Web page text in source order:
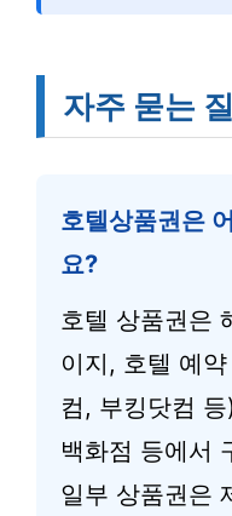
자주 묻는
호텔상품권은
요?
호텔 상품권은
이지, 호텔 예
컴, 부킹닷컴
백화점 등에서
일부 상품권은